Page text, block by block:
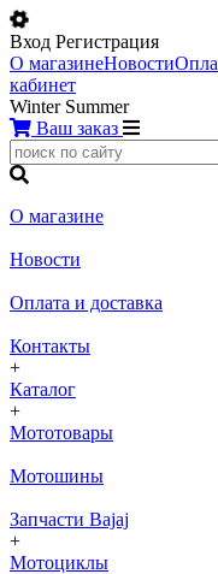
Вход Регистрация
О магазинеНовости
кабинет
Winter Summer
Ваш заказ
О магазине
Новости
Оплата и доставка
Контакты
+
Каталог
+
Мототовары
Мотошины
Запчасти Bajaj
+
Мотоциклы